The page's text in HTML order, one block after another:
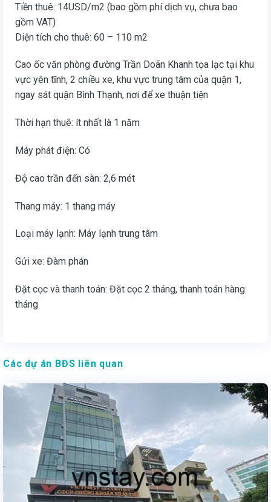
Tiền thuê: 14USD/m2 (bao gồm phí dịch vụ, chưa bao
gồm VAT)
Diện tích cho thuê: 60 – 110 m2
Cao ốc văn phòng đường Trần Doãn Khanh tọa lạc tại khu
vực yên tĩnh, 2 chiều xe, khu vực trung tâm của quận 1,
ngay sát quận Bình Thạnh, nơi để xe thuận tiện
Thời hạn thuê: ít nhất là 1 năm
Máy phát điện: Có
Độ cao trần đến sàn: 2,6 mét
Thang máy: 1 thang máy
Loại máy lạnh: Máy lạnh trung tâm
Gửi xe: Đàm phán
Đặt cọc và thanh toán: Đặt cọc 2 tháng, thanh toán hàng
tháng
Các dự án BĐS liên quan